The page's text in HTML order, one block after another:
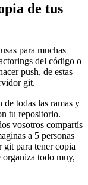
de tus
para muchas
del código o
push, de estas
git.
de todas las ramas y
tu repositorio.
vosotros compartís
a 5 personas
git para tener copia
organiza todo muy,